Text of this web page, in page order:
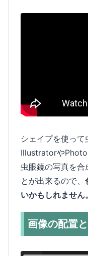
シェイプを使って
Illustratorや
虫眼鏡の写真を合
とが出来るので、
いかもしれません。
画像の配置